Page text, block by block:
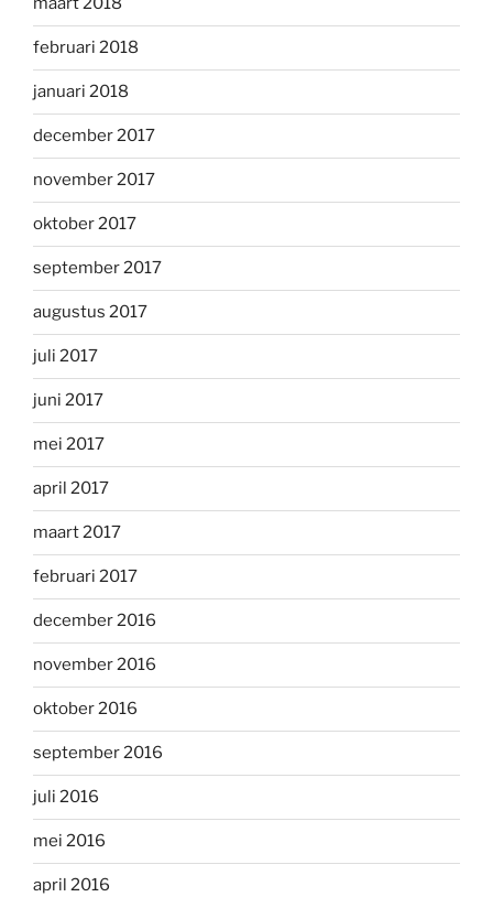
februari 2018
januari 2018
december 2017
november 2017
oktober 2017
september 2017
augustus 2017
juli 2017
juni 2017
mei 2017
april 2017
maart 2017
februari 2017
december 2016
november 2016
oktober 2016
september 2016
juli 2016
mei 2016
april 2016